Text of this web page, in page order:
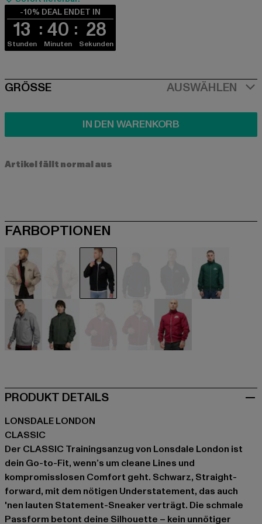
-10% DEAL ENDET IN
13
Stunden
40
Minuten
27
Sekunden
SIZE
GRÖSSE AUSWÄHLEN
IN DEN WARENKORB
Artikel fällt normal aus
FARBOPTIONEN
beige beige blau
PRODUKT DETAILS
LONSDALE LONDON
CLASSIC
Der CLASSIC Trainingsanzug von Lonsdale London ist
dein Go-to-Fit, wenn’s um cleane Lines und
kompromisslosen Comfort geht. Schwarz, Straight-
forward, mit dem nötigen Understatement, das auch
'nen lauten Statement-Sneaker verträgt. Die schmale
Passform betont deine Silhouette – kein unnötiger